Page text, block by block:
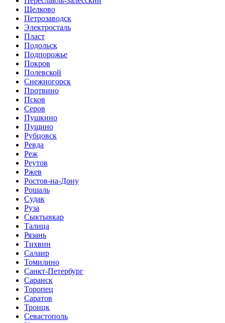
Щелково
Петрозаводск
Электросталь
Пласт
Подольск
Подпорожье
Покров
Полевской
Снежногорск
Протвино
Псков
Серов
Пушкино
Пущино
Рубцовск
Ревда
Реж
Реутов
Ржев
Ростов-на-Дону
Рошаль
Судак
Руза
Сыктывкар
Талица
Рязань
Тихвин
Салаир
Томилино
Санкт-Петербург
Саранск
Торопец
Саратов
Троицк
Севастополь